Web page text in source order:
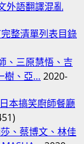
外語翻譯混亂
整清單列表目錄
、三原慧悟、吉
樹、亞… 2020-
本搞笑廚師餐廳
、蔡博文、林佳